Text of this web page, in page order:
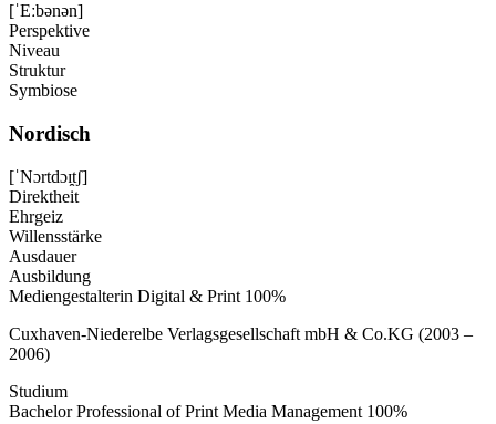
[ˈEːbənən]
Perspektive
Niveau
Struktur
Symbiose
Nordisch
[ˈNɔrtdɔɪ̯tʃ]
Direktheit
Ehrgeiz
Willensstärke
Ausdauer
Ausbildung
Mediengestalterin Digital & Print 100%
Cuxhaven-Niederelbe Verlagsgesellschaft mbH & Co.KG (2003 –
2006)
Studium
Bachelor Professional of Print Media Management 100%